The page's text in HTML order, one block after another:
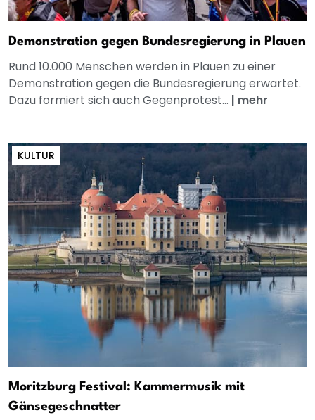
Demonstration gegen Bundesregierung in Plauen
Rund 10.000 Menschen werden in Plauen zu einer
Demonstration gegen die Bundesregierung erwartet.
Dazu formiert sich auch Gegenprotest... | mehr
KULTUR
Moritzburg Festival: Kammermusik mit
Gänsegeschnatter